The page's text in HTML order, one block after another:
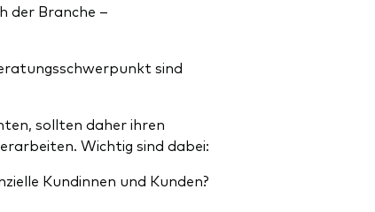
der Branche –
sind
sollten daher ihren
Wichtig sind dabei:
Kundinnen und Kunden?